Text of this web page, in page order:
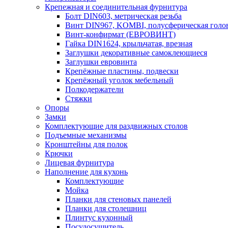
Крепежная и соединительная фурнитура
Болт DIN603, метрическая резьба
Винт DIN967, KOMBI, полусферическая
Винт-конфирмат (ЕВРОВИНТ)
Гайка DIN1624, крыльчатая, врезная
Заглушки декоративные самоклеющиеся
Заглушки евровинта
Крепёжные пластины, подвески
Крепёжный уголок мебельный
Полкодержатели
Стяжки
Опоры
Замки
Комплектующие для раздвижных столов
Подъемные механизмы
Кронштейны для полок
Крючки
Лицевая фурнитура
Наполнение для кухонь
Комплектующие
Мойка
Планки для стеновых панелей
Планки для столешниц
Плинтус кухонный